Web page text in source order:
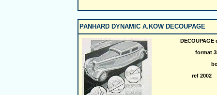
PANHARD DYNAMIC A.KOW DECOUPAGE
format
ref